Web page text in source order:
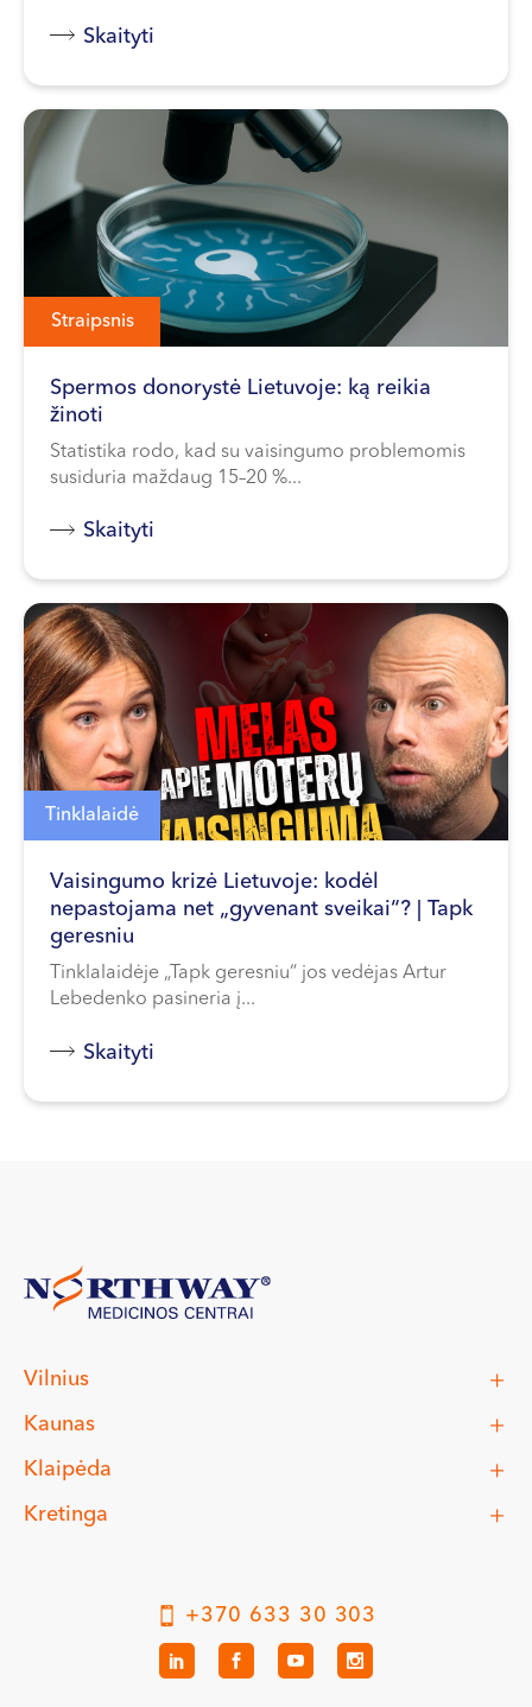
Skaityti
Straipsnis
Spermos donorystė Lietuvoje: ką reikia
žinoti
Statistika rodo, kad su vaisingumo problemomis
susiduria maždaug 15–20 %...
Skaityti
Tinklalaidė
Vaisingumo krizė Lietuvoje: kodėl
nepastojama net „gyvenant sveikai“? | Tapk
geresniu
Tinklalaidėje „Tapk geresniu“ jos vedėjas Artur
Lebedenko pasineria į...
Skaityti
Vilnius
Kaunas
Klaipėda
Kretinga
+370 633 30 303